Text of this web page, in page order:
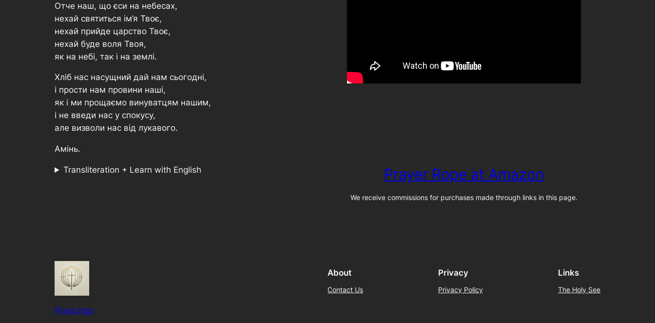
Отче наш, що єси на небесах,
нехай святиться ім’я Твоє,
нехай прийде царство Твоє,
нехай буде воля Твоя,
як на небі, так і на землі.
Хліб нас насущний дай нам сьогодні,
і прости нам провини наші,
як і ми прощаємо винуватцям нашим,
і не введи нас у спокусу,
але визволи нас від лукавого.
Амінь.
Transliteration + Learn with English Prayer Rope at Amazon
We receive commissions for purchases made through links in this page.
PrayLingo
About
Contact Us
Privacy
Privacy Policy
Links
The Holy See